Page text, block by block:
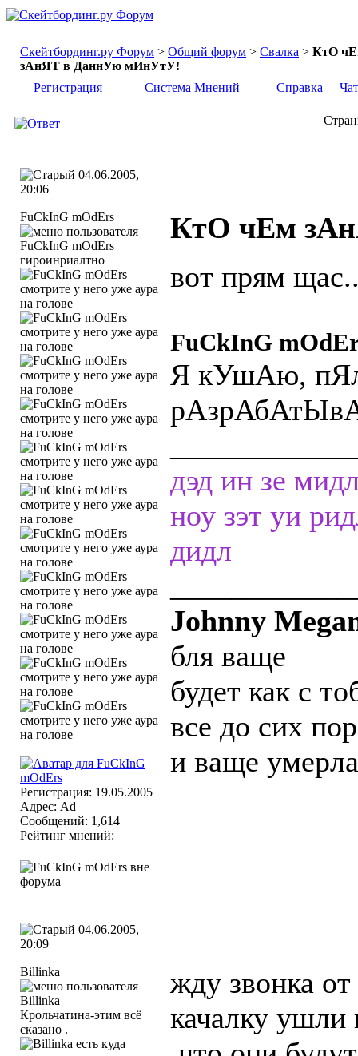
Скейтбординг.ру Форум > Общий форум > Свалка > КтО
зАнЯТ в ДаннУю мИнУтУ!
Регистрация
Система Мнений Справка Чат
04.06.2005,
20:06
FuCkInG mOdErs
гироинриалтно
Регистрация: 19.05.2005
Адрес: Ad
Сообщений: 1,614
Рейтинг мнений:
КтО чЕм
вот прям
FuCkInG
Я кУшАю,
дэд ин зе
ноу зэт уи
дидл
Johnny
бля ваще
будет как с
все до сих
и ваще
04.06.2005,
20:09
Billinka
Крольчатина-этим всё
сказано .
жду звонка от
качалку